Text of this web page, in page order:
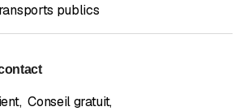
publics
, Conseil gratuit,